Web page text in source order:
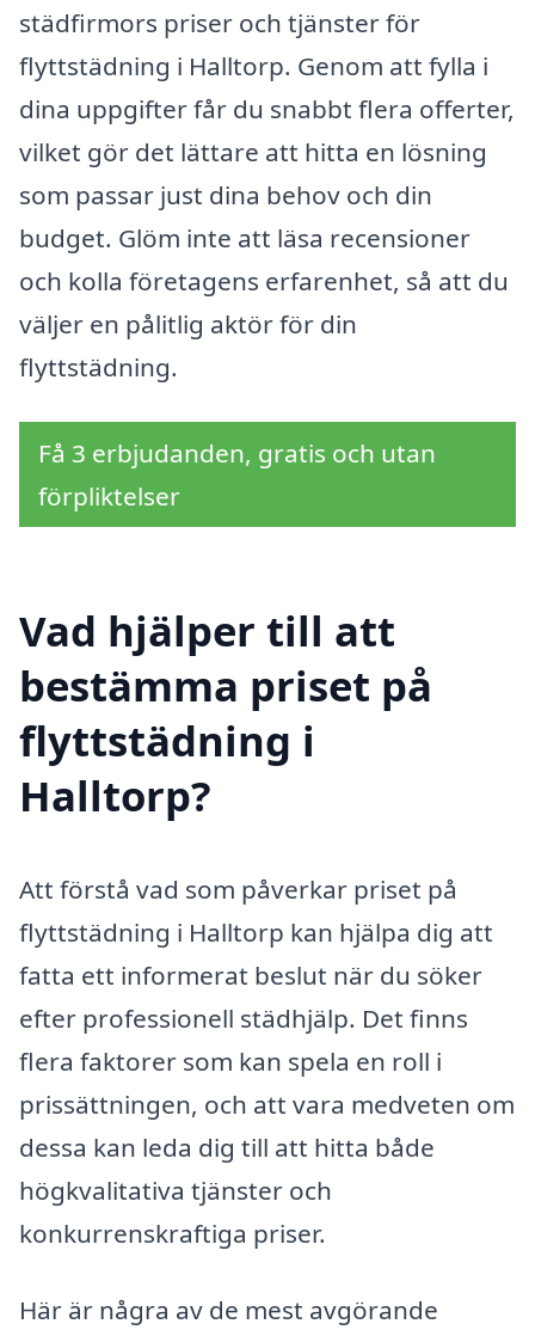
städfirmors priser och tjänster för
flyttstädning i Halltorp. Genom att fylla i
dina uppgifter får du snabbt flera offerter,
vilket gör det lättare att hitta en lösning
som passar just dina behov och din
budget. Glöm inte att läsa recensioner
och kolla företagens erfarenhet, så att du
väljer en pålitlig aktör för din
flyttstädning.
Få 3 erbjudanden, gratis och utan
förpliktelser
Vad hjälper till att
bestämma priset på
flyttstädning i
Halltorp?
Att förstå vad som påverkar priset på
flyttstädning i Halltorp kan hjälpa dig att
fatta ett informerat beslut när du söker
efter professionell städhjälp. Det finns
flera faktorer som kan spela en roll i
prissättningen, och att vara medveten om
dessa kan leda dig till att hitta både
högkvalitativa tjänster och
konkurrenskraftiga priser.
Här är några av de mest avgörande